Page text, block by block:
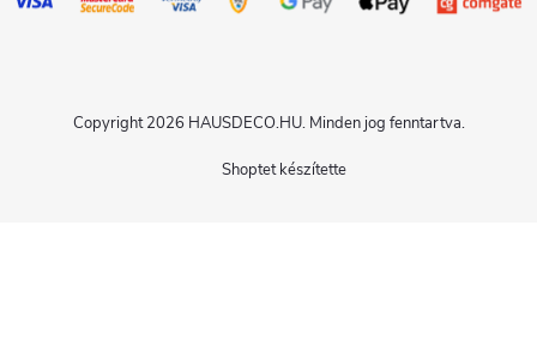
Shoptet készítette
Copyright 2026 HAUSDECO.HU. Minden jog fenntartva.